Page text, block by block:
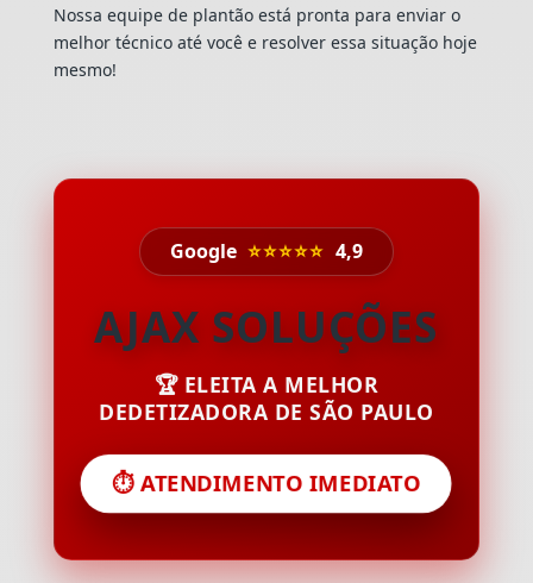
Nossa equipe de plantão está pronta para enviar o
melhor técnico até você e resolver essa situação hoje
mesmo!
Google ⭐⭐⭐⭐⭐ 4,9
AJAX SOLUÇÕES
🏆 ELEITA A MELHOR
DEDETIZADORA DE SÃO PAULO
⏱️ ATENDIMENTO IMEDIATO